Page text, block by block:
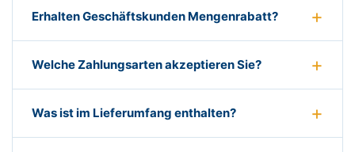
Erhalten Geschäftskunden Mengenrabatt?
Welche Zahlungsarten akzeptieren Sie?
Was ist im Lieferumfang enthalten?